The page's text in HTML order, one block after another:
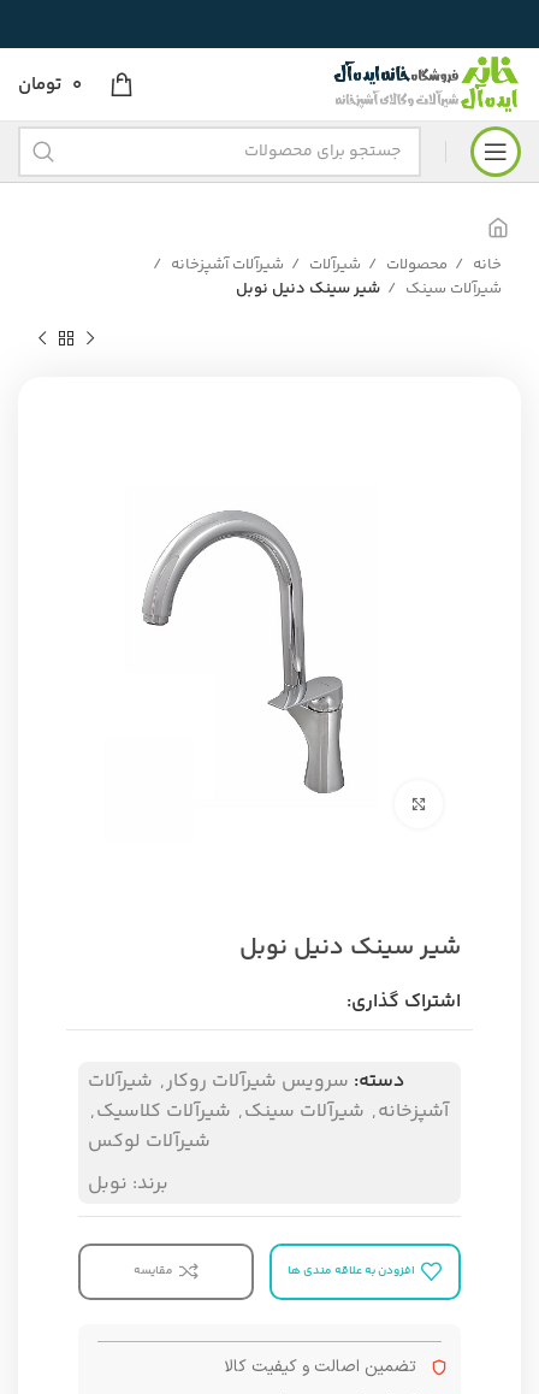
0 تومان
خانه محصولات شیرآلات
شیرآلات آشپزخانه
شیرآلات سینک
شیر سینک دنیل نوبل
شیر سینک دنیل نوبل
اشتراک گذاری:
دسته: سرویس شیرآلات روکار, شیرآلات
آشپزخانه, شیرآلات سینک, شیرآلات کلاسیک,
شیرآلات لوکس
برند: نوبل
افزودن به علاقه مندی ها مقایسه
تضمین اصالت و کیفیت کالا